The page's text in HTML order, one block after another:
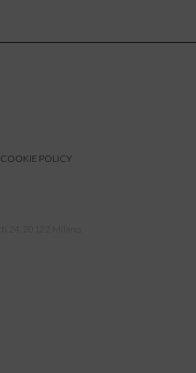
COOKIE POLICY